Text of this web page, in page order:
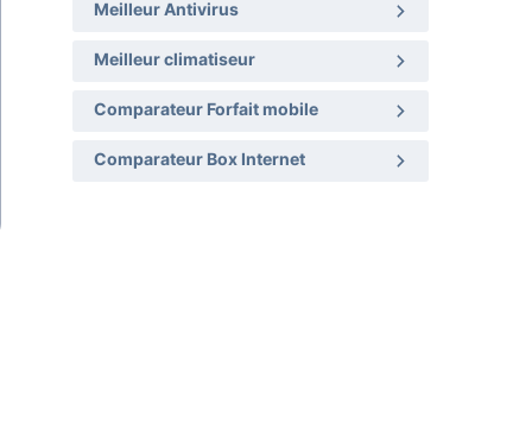
Meilleur Antivirus
Meilleur climatiseur
Comparateur Forfait mobile
Comparateur Box Internet